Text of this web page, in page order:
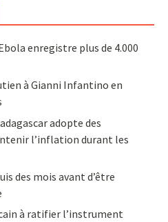
enregistre plus de 4.000
à Gianni Infantino en
adopte des
l’inflation durant les
des mois avant d’être
à ratifier l’instrument